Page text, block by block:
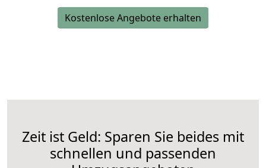
Kostenlose Angebote erhalten
Zeit ist Geld: Sparen Sie beides mit
schnellen und passenden